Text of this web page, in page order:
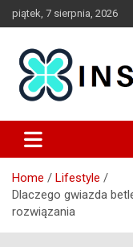
Skip
to
piątek, 7 sierpnia, 2026
Inspinerio
Home
Lifestyle
Dlaczego gwiazda
rozwiązania